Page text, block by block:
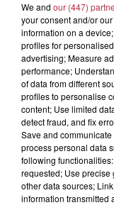
Tarif
Barrages – Le
Une double
Manche HBattend
__________
Match Aller– 21/05
Cherbourg
Match Retour– 24/
We and our (447)
your consent and/or
information on a
profiles for
advertising; Measure
performance;
of data from different
profiles to personalise
content; Use limited
detect fraud, and fix
Save and
process personal data
following
requested; Use
other data sources;
information transmitted